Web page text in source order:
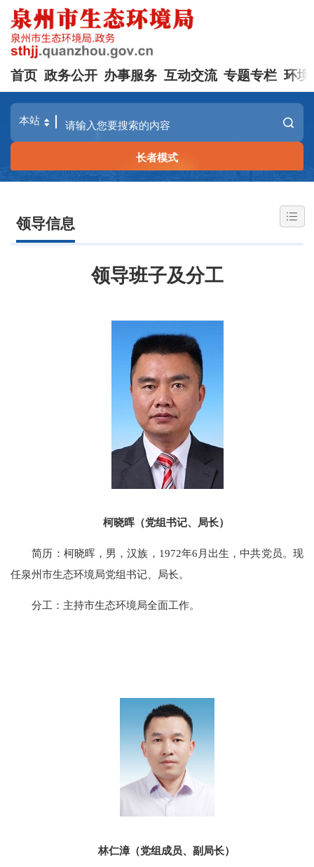
首页 政务公开 办事服务 互动交流 专题专栏 环境
长者模式
领导信息
领导班子及分工
柯晓晖（党组书记、局长）
简历：柯晓晖，男，汉族，1972年6月出生，中共党员。现
任泉州市生态环境局党组书记、局长。
分工：主持市生态环境局全面工作。
林仁漳（党组成员、副局长）